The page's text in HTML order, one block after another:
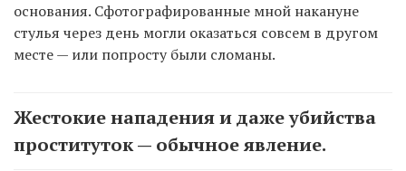
основания. Сфотографированные мной накануне
стулья через день могли оказаться совсем в другом
месте — или попросту были сломаны.
Жестокие нападения и даже убийства
проституток — обычное явление.